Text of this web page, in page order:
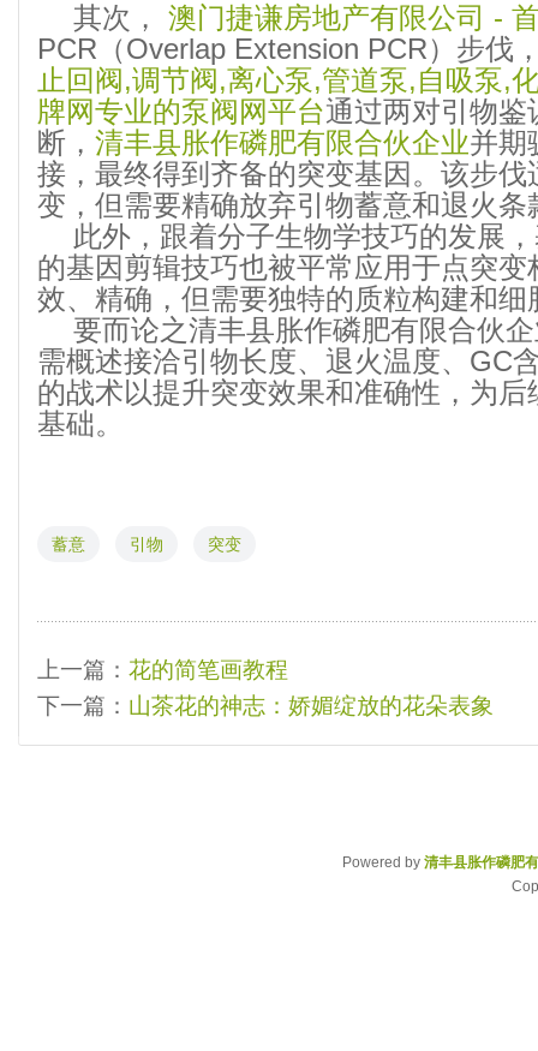
其次， 澳门捷谦房地产有限公司 -
PCR（Overlap Extension PCR）步伐
止回阀,调节阀,离心泵,管道泵,自吸泵,
牌网专业的泵阀网平台通过两对引物
断， 清丰县胀作磷肥有限合伙企业并期
接，最终得到齐备的突变基因。该步
变，但需要精确放弃引物蓄意和退火条
此外，跟着分子生物学技巧的发展
的基因剪辑技巧也被平常应用于点突
效、精确，但需要独特的质粒构建和细
要而论之清丰县胀作磷肥有限合伙
需概述接洽引物长度、退火温度、GC
的战术以提升突变效果和准确性，为
基础。
蓄意 引物 突变
上一篇： 花的简笔画教程
下一篇： 山茶花的神志：娇媚绽放的花朵表象
Powered by 清丰县胀作磷肥